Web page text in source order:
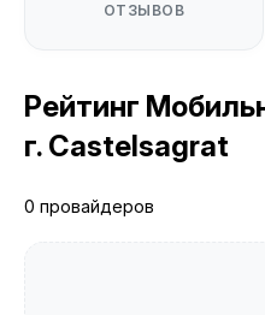
ОТЗЫВОВ
Рейтинг
г. Castelsagrat
0 провайдеров